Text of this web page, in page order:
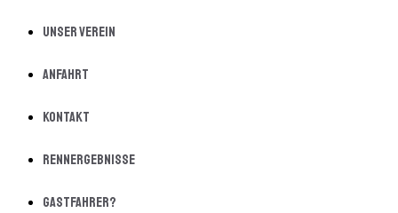
Unser Verein
Anfahrt
Kontakt
Rennergebnisse
Gastfahrer?